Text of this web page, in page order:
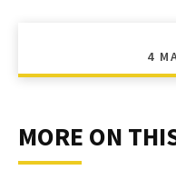
4
MORE ON